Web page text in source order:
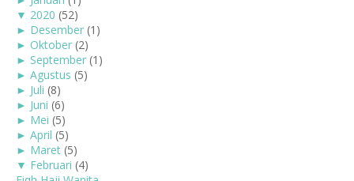
▼ 2020 (52)
► Desember (1)
► Oktober (2)
► September (1)
► Agustus (5)
► Juli (8)
► Juni (6)
► Mei (5)
► April (5)
► Maret (5)
▼ Februari (4)